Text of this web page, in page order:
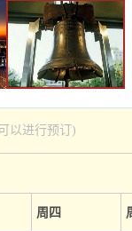
以进行预订)
周四